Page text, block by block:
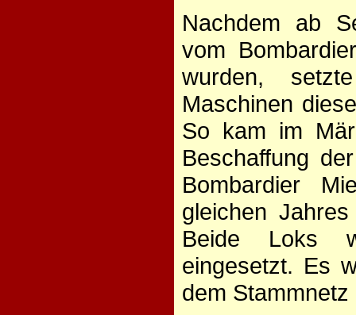
Nachdem ab
vom
wurden,
Maschinen
So kam im
Beschaffung
Bombardier
gleichen
Beide Loks
eingesetzt. Es
dem